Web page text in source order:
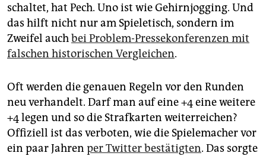
schaltet, hat Pech. Uno ist wie Gehirnjogging. Und
das hilft nicht nur am Spieletisch, sondern im
Zweifel auchbei Problem-Pressekonferenzen mit
falschen historischen Vergleichen.
Oft werden die genauen Regeln vor den Runden
neu verhandelt. Darf man auf eine +4 eine weitere
+4 legen und so die Strafkarten weiterreichen?
Offiziell ist das verboten, wie die Spielemacher vor
ein paar Jahren per Twitter bestätigten. Das sorgte